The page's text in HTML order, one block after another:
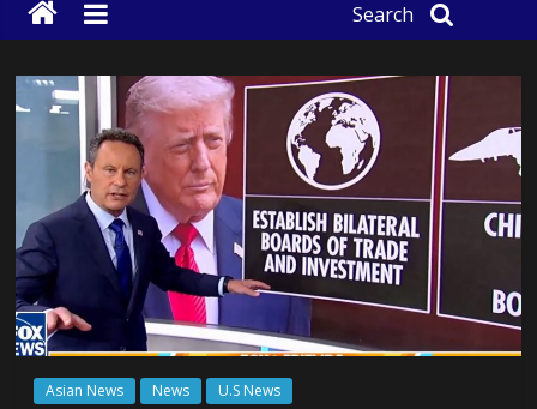
Search
Asian News News U.S News